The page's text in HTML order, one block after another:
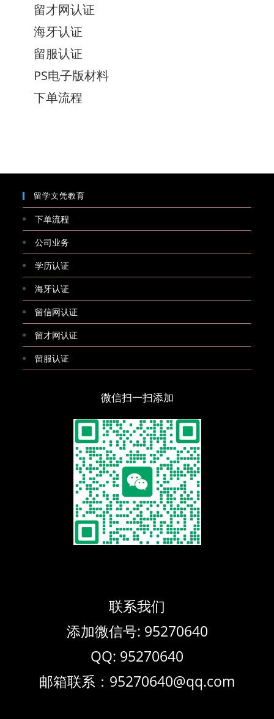
留才网认证
海牙认证
留服认证
PS电子版材料
下单流程
留学文凭教育
下单流程
公司业务
学历认证
海牙认证
留信网认证
留才网认证
留服认证
微信扫一扫添加
联系我们
添加微信号: 95270640
QQ: 95270640
邮箱联系：95270640@qq.com